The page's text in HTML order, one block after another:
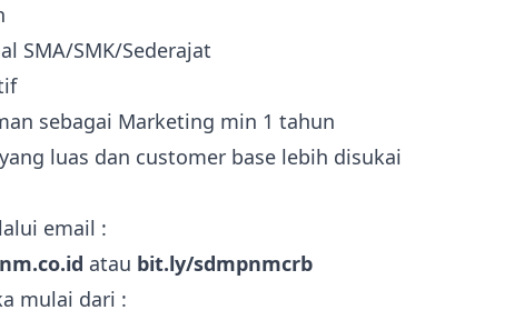
SMA/SMK/Sederajat
sebagai Marketing min 1 tahun
luas dan customer base lebih disukai
email :
atau bit.ly/sdmpnmcrb
mulai dari :